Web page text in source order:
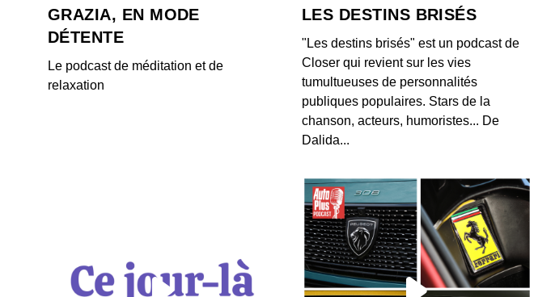
GRAZIA, EN MODE
DÉTENTE
Le podcast de méditation et de
relaxation
LES DESTINS BRISÉS
"Les destins brisés" est un podcast de
Closer qui revient sur les vies
tumultueuses de personnalités
publiques populaires. Stars de la
chanson, acteurs, humoristes... De
Dalida...